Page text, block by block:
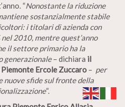
“Nonostante la riduzione
sostanzialmente stabile
i titolari di azienda con
2010, mentre quest’anno
il settore primario ha la
generazionale– dichiara il
Ercole Zuccaro – per
nuove sfide sul fronte della
“.